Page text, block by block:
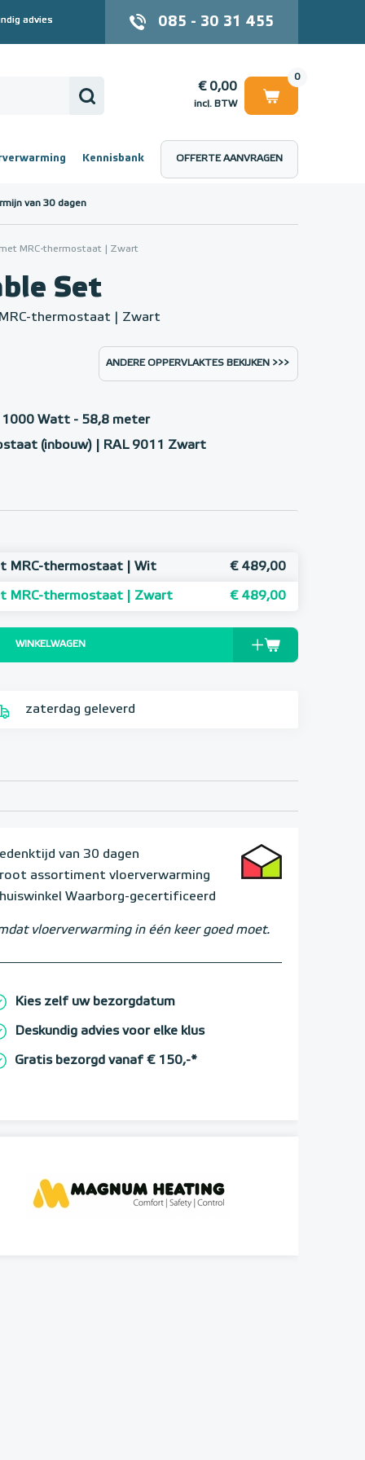
advies 085 - 30 31 455
0
€ 0,00
incl. BTW
€ 0,00
Kennisbank OFFERTE AANVRAGEN
van 30 dagen
MRC-thermostaat | Zwart
Set
thermostaat | Zwart
ANDERE OPPERVLAKTES BEKIJKEN >>>
1000 Watt - 58,8 meter
(inbouw) | RAL 9011 Zwart
MRC-thermostaat | Wit € 489,00
MRC-thermostaat | Zwart € 489,00
WINKELWAGEN
zaterdag geleverd
van 30 dagen
assortiment vloerverwarming
Waarborg-gecertificeerd
vloerverwarming in één keer goed moet.
Kies zelf uw bezorgdatum
Deskundig advies voor elke klus
Gratis bezorgd vanaf € 150,-*